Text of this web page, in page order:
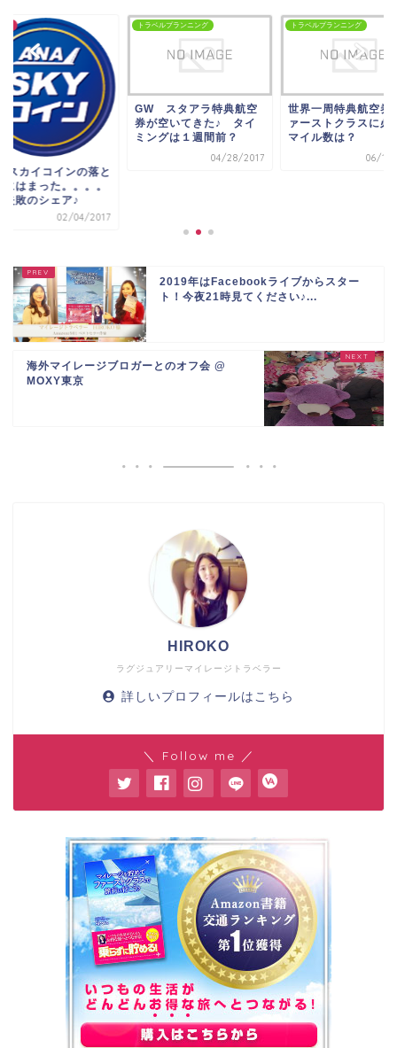
スカイコインの落と
にはまった。。。。
失敗のシェア♪
02/04/2017
トラベルプランニング
GW スタアラ特典航空
券が空いてきた♪ タイ
ミングは１週間前？
04/28/2017
トラベルプランニング
世界一周特典航空
ァーストクラスに必
マイル数は？
06/19/
2019年はFacebookライブからスター
ト！今夜21時見てください♪...
海外マイレージブロガーとのオフ会 @
MOXY東京
ラグジュアリーマイレージトラベラー
HIROKO
詳しいプロフィールはこちら
＼ Follow me ／